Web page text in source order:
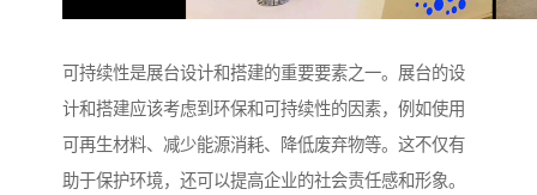
可持续性是展台设计和搭建的重要要素之一。展台的设
计和搭建应该考虑到环保和可持续性的因素，例如使用
可再生材料、减少能源消耗、降低废弃物等。这不仅有
助于保护环境，还可以提高企业的社会责任感和形象。